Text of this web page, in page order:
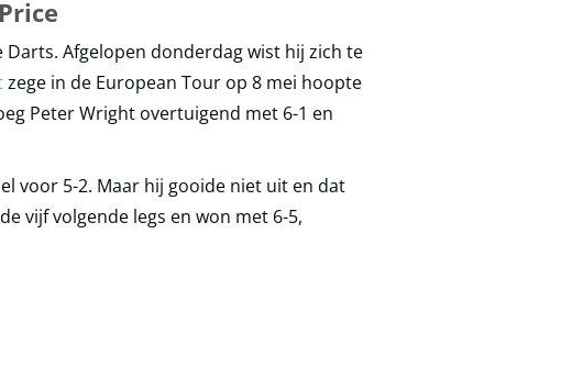
Darts. Afgelopen donderdag wist hij zich te
zege in de European Tour op 8 mei hoopte
Peter Wright overtuigend met 6-1 en
voor 5-2. Maar hij gooide niet uit en dat
vijf volgende legs en won met 6-5,